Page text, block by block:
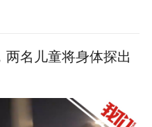
名儿童将身体探出